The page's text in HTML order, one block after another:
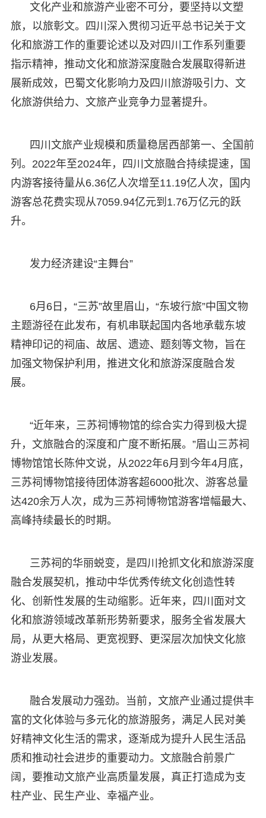
文化产业和旅游产业密不可分，要坚持以文塑
旅，以旅彰文。四川深入贯彻习近平总书记关于文
化和旅游工作的重要论述以及对四川工作系列重要
指示精神，推动文化和旅游深度融合发展取得新进
展新成效，巴蜀文化影响力及四川旅游吸引力、文
化旅游供给力、文旅产业竞争力显著提升。
四川文旅产业规模和质量稳居西部第一、全国前
列。2022年至2024年，四川文旅融合持续提速，国
内游客接待量从6.36亿人次增至11.19亿人次，国内
游客总花费实现从7059.94亿元到1.76万亿元的跃
升。
发力经济建设“主舞台”
6月6日，“三苏”故里眉山，“东坡行旅”中国文物
主题游径在此发布，有机串联起国内各地承载东坡
精神印记的祠庙、故居、遗迹、题刻等文物，旨在
加强文物保护利用，推进文化和旅游深度融合发
展。
“近年来，三苏祠博物馆的综合实力得到极大提
升，文旅融合的深度和广度不断拓展。”眉山三苏祠
博物馆馆长陈仲文说，从2022年6月到今年4月底，
三苏祠博物馆接待团体游客超6000批次、游客总量
达420余万人次，成为三苏祠博物馆游客增幅最大、
高峰持续最长的时期。
三苏祠的华丽蜕变，是四川抢抓文化和旅游深度
融合发展契机，推动中华优秀传统文化创造性转
化、创新性发展的生动缩影。近年来，四川面对文
化和旅游领域改革新形势新要求，服务全省发展大
局，从更大格局、更宽视野、更深层次加快文化旅
游业发展。
融合发展动力强劲。当前，文旅产业通过提供丰
富的文化体验与多元化的旅游服务，满足人民对美
好精神文化生活的需求，逐渐成为提升人民生活品
质和推动社会进步的重要动力。文旅融合前景广
阔，要推动文旅产业高质量发展，真正打造成为支
柱产业、民生产业、幸福产业。